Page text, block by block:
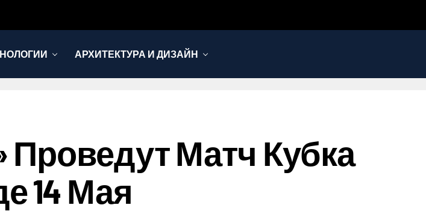
АРХИТЕКТУРА И ДИЗАЙН
Проведут Матч Кубка
14 Мая